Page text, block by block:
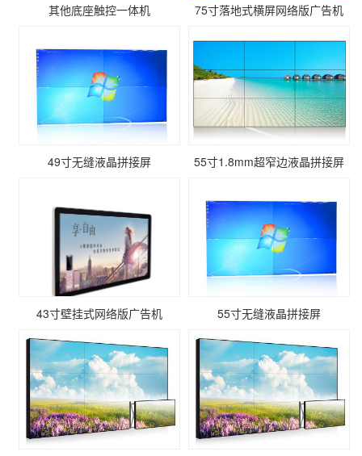
其他底座触控一体机 75寸落地式横屏网络版广告机
49寸无缝液晶拼接屏 55寸1.8mm超窄边液晶拼接屏
43寸壁挂式网络版广告机 55寸无缝液晶拼接屏